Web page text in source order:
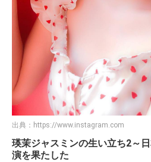
出典： https://www.instagram.com
瑛茉ジャスミンの生い立ち2～
演を果たした